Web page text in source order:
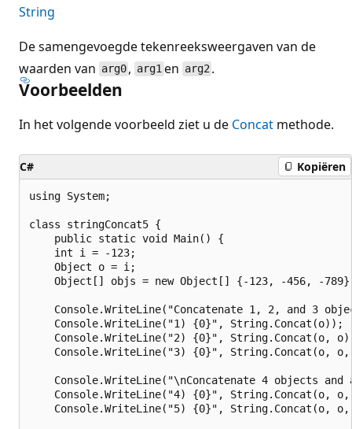
String
De samengevoegde tekenreeksweergaven van de
waarden van arg0 , arg1en arg2 .
Voorbeelden
In het volgende voorbeeld ziet u de Concat methode.
C# Kopiëren
using System;
class stringConcat5 {
    public static void Main() {
    int i = -123;
    Object o = i;
Object[] objs = new Object[] {-123, -456, -
Console.WriteLine("Concatenate 1, 2, and 3
    Console.WriteLine("1) {0}", String.Concat(o));
Console.WriteLine("2) {0}", String.Concat(o,
Console.WriteLine("3) {0}", String.Concat(o,
Console.WriteLine("\nConcatenate 4 objects and
Console.WriteLine("4) {0}", String.Concat(o,
Console.WriteLine("5) {0}", String.Concat(o,